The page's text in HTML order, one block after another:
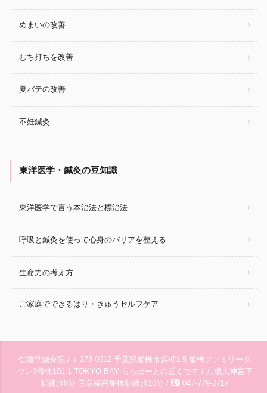
めまいの改善
むち打ちを改善
夏バテの改善
不妊鍼灸
東洋医学・鍼灸の豆知識
東洋医学で言う本治法と標治法
呼吸と鍼灸を使って心身のバリアを整える
生命力の考え方
ご家庭でできるはり・きゅうセルフケア
仁雄堂鍼灸院 / 〒273-0012 千葉県船橋市浜町1-5 船橋ファミリータ
ウン3号棟101-1 TOKYO-BAY ららぽーとの近くです / 京成大神宮下
駅徒歩8分 京葉線南船橋駅徒歩10分 / contact_phone 047-779-2717